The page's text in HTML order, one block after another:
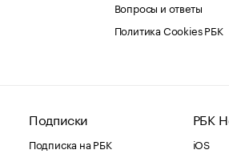
Вопросы и ответы
Политика Cookies РБК
Подписки
Подписка на РБК
РБК
iOS